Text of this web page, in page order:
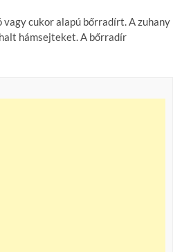
cukor alapú bőrradírt. A zuhany
hámsejteket. A bőrradír